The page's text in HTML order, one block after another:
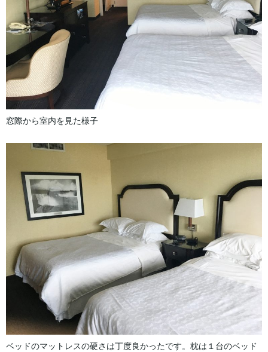
窓際から室内を見た様子
ベッドのマットレスの硬さは丁度良かったです。枕は１台のベッド